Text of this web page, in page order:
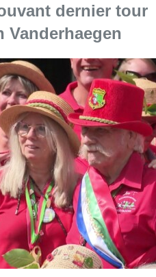
dernier tour
Vanderhaegen